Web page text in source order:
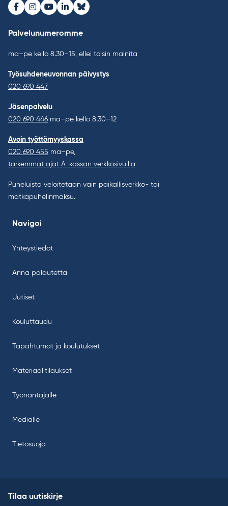
Facebook
Instagram
Youtube
LinkedInBluesky
Palvelunumeromme
ma–pe kello 8.30–15, ellei toisin mainita
Työsuhdeneuvonnan päivystys
020 690 447
Jäsenpalvelu
020 690 446 ma–pe kello 8.30–12
Avoin työttömyyskassa
020 690 455 ma–pe,
tarkemmat ajat A-kassan verkkosivuilla
Puheluista veloitetaan vain paikallisverkko- tai
matkapuhelinmaksu.
Navigoi
Yhteystiedot
Anna palautetta
Uutiset
Kouluttaudu
Tapahtumat ja koulutukset
Materiaalitilaukset
Työnantajalle
Medialle
Tietosuoja
Tilaa uutiskirje